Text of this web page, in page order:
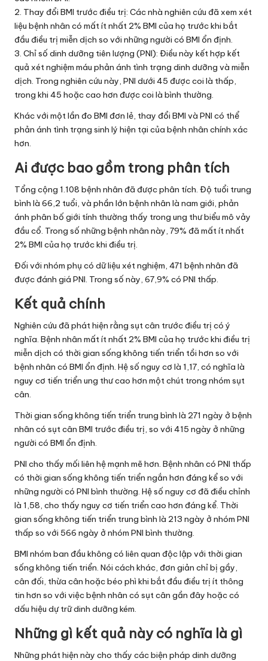
2. Thay đổi BMI trước điều trị: Các nhà nghiên cứu đã xem xét
liệu bệnh nhân có mất ít nhất 2% BMI của họ trước khi bắt
đầu điều trị miễn dịch so với những người có BMI ổn định.
3. Chỉ số dinh dưỡng tiên lượng (PNI): Điều này kết hợp kết
quả xét nghiệm máu phản ánh tình trạng dinh dưỡng và miễn
dịch. Trong nghiên cứu này, PNI dưới 45 được coi là thấp,
trong khi 45 hoặc cao hơn được coi là bình thường.
Khác với một lần đo BMI đơn lẻ, thay đổi BMI và PNI có thể
phản ánh tình trạng sinh lý hiện tại của bệnh nhân chính xác
hơn.
Ai được bao gồm trong phân tích
Tổng cộng 1.108 bệnh nhân đã được phân tích. Độ tuổi trung
bình là 66,2 tuổi, và phần lớn bệnh nhân là nam giới, phản
ánh phân bố giới tính thường thấy trong ung thư biểu mô vảy
đầu cổ. Trong số những bệnh nhân này, 79% đã mất ít nhất
2% BMI của họ trước khi điều trị.
Đối với nhóm phụ có dữ liệu xét nghiệm, 471 bệnh nhân đã
được đánh giá PNI. Trong số này, 67,9% có PNI thấp.
Kết quả chính
Nghiên cứu đã phát hiện rằng sụt cân trước điều trị có ý
nghĩa. Bệnh nhân mất ít nhất 2% BMI của họ trước khi điều trị
miễn dịch có thời gian sống không tiến triển tồi hơn so với
bệnh nhân có BMI ổn định. Hệ số nguy cơ là 1,17, có nghĩa là
nguy cơ tiến triển ung thư cao hơn một chút trong nhóm sụt
cân.
Thời gian sống không tiến triển trung bình là 271 ngày ở bệnh
nhân có sụt cân BMI trước điều trị, so với 415 ngày ở những
người có BMI ổn định.
PNI cho thấy mối liên hệ mạnh mẽ hơn. Bệnh nhân có PNI thấp
có thời gian sống không tiến triển ngắn hơn đáng kể so với
những người có PNI bình thường. Hệ số nguy cơ đã điều chỉnh
là 1,58, cho thấy nguy cơ tiến triển cao hơn đáng kể. Thời
gian sống không tiến triển trung bình là 213 ngày ở nhóm PNI
thấp so với 566 ngày ở nhóm PNI bình thường.
BMI nhóm ban đầu không có liên quan độc lập với thời gian
sống không tiến triển. Nói cách khác, đơn giản chỉ bị gầy,
cân đối, thừa cân hoặc béo phì khi bắt đầu điều trị ít thông
tin hơn so với việc bệnh nhân có sụt cân gần đây hoặc có
dấu hiệu dự trữ dinh dưỡng kém.
Những gì kết quả này có nghĩa là gì
Những phát hiện này cho thấy các biện pháp dinh dưỡng